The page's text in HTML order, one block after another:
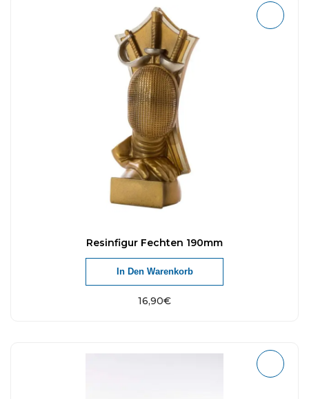
Resinfigur Fechten 190mm
16,90€
In Den Warenkorb